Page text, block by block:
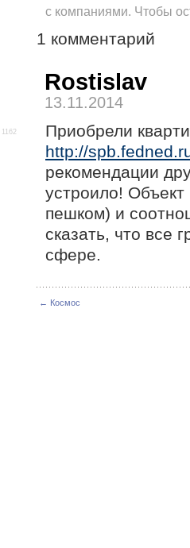
1162
с компаниями. Чтобы
1 комментарий
Rostislav
13.11.2014
Приобрели
http://
рекомендации
устроило!
пешком) и
сказать, что все
сфере.
← Космос